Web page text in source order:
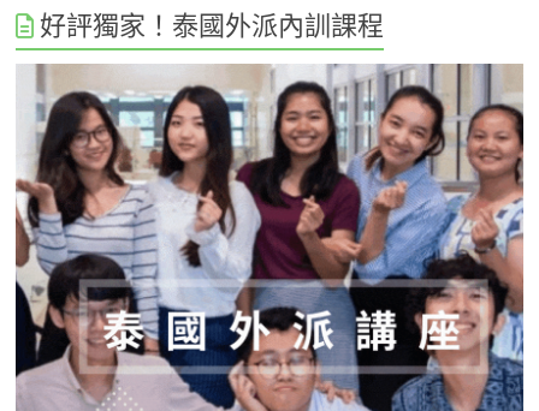
好評獨家！泰國外派內訓課程